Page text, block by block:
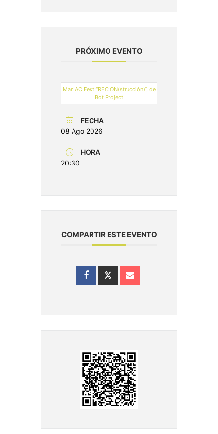
PRÓXIMO EVENTO
ManIAC Fest:“REC.ON(strucción)”, de
Bot Project
FECHA
08 Ago 2026
HORA
20:30
COMPARTIR ESTE EVENTO